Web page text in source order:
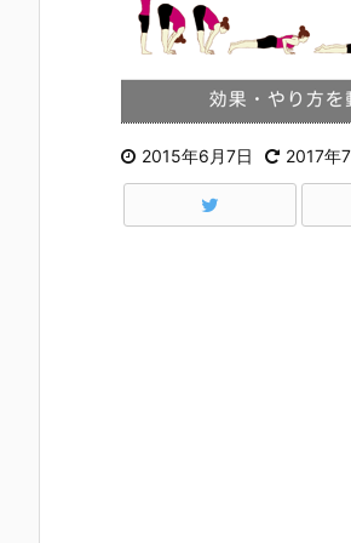
2015年6月7日 2017年